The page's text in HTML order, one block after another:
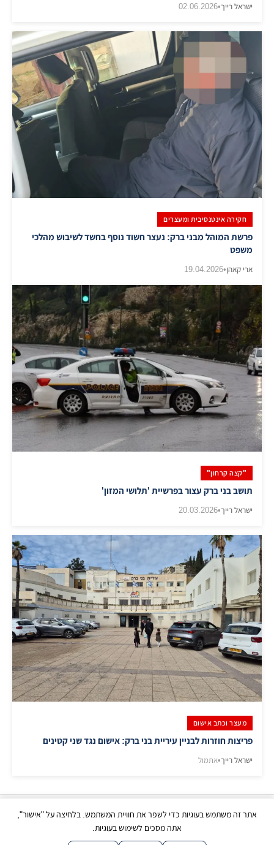
ישראל רייך•
02.06.2026
חקירה אינטנסיבית ומעצרים
פרשת המוהל מבני ברק: נעצר חשוד נוסף בחשד לשיבוש מהלכי
משפט
ארי קאהן•
19.04.2026
"קצה קרחון"
תושב בני ברק עצור בפרשיית 'תלושי המזון'
ישראל רייך•
20.03.2026
מעצר וכתב אישום
פריצות חוזרות לבניין עיריית בני ברק: אישום נגד שני קטינים
ישראל רייך•אתמול
אתר זה משתמש בעוגיות כדי לשפר את חוויית המשתמש. בלחיצה על "אישור",
אתה מסכים לשימוש בעוגיות.
כל הזכויות שמורות | © בני ברק עכשיו 2026